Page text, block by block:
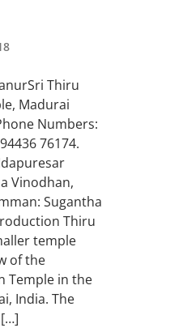
Thiru
Madurai
Numbers:
76174.
Vinodhan,
Sugantha
Thiru
temple
of the
Temple in the
India. The